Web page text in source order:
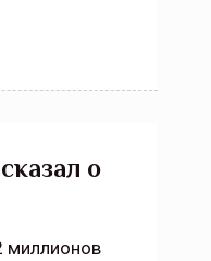
о
миллионов